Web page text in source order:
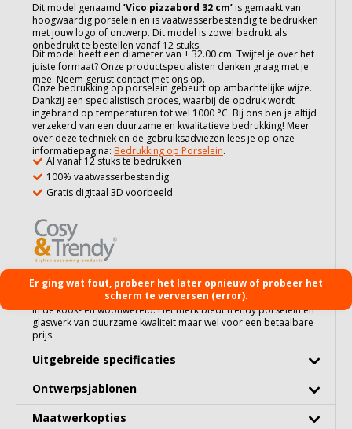
Dit model genaamd ’Vico pizzabord 32 cm’ is gemaakt van
hoogwaardig porselein en is vaatwasserbestendig te bedrukken
met jouw logo of ontwerp. Dit model is zowel bedrukt als
onbedrukt te bestellen vanaf 12 stuks.
Dit model heeft een diameter van ± 32.00 cm. Twijfel je over het
juiste formaat? Onze productspecialisten denken graag met je
mee. Neem gerust contact met ons op.
Onze bedrukking op porselein gebeurt op ambachtelijke wijze.
Dankzij een specialistisch proces, waarbij de opdruk wordt
ingebrand op temperaturen tot wel 1000 °C. Bij ons ben je altijd
verzekerd van een duurzame en kwalitatieve bedrukking! Meer
over deze techniek en de gebruiksadviezen lees je op onze
informatiepagina: Bedrukking op Porselein.
Al vanaf 12 stuks te bedrukken
100% vaatwasserbestendig
Gratis digitaal 3D voorbeeld
Cosy&Trendy is een Belgisch merk met Europese dimensie. Het
werd in 2006 gelanceerd door een bedrijf met 85 jaar ervaring
in de kook- en woonwereld. Het merk biedt trendy porselein en
glaswerk van duurzame kwaliteit maar wel voor een betaalbare
prijs.
Uitgebreide specificaties
Ontwerpsjablonen
Maatwerkopties
Er ging wat fout, probeer het later opnieuw of probeer het
scherm te verversen (error).